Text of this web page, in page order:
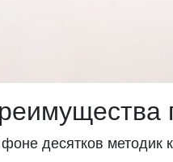
десятков методик